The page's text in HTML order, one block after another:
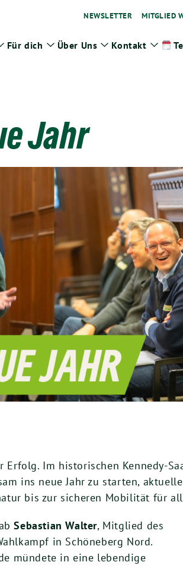
NEWSLETTER MITGLIED
Für dich
Zeige
Über Uns Zeige
Kontakt Zeige
Jahr
Im historischen Kennedy-
ins neue Jahr zu starten, aktuelle
bis zur sicheren Mobilität für
Sebastian Walter, Mitglied des
in Schöneberg Nord.
mündete in eine lebendige